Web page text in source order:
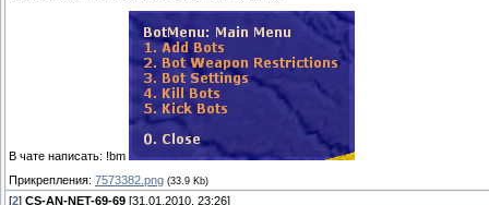
В чате написать: !bm
Прикрепления: 7573382.png (33.9 Kb)
[2] CS-AN-NET-69-69 [31.01.2010, 23:26]